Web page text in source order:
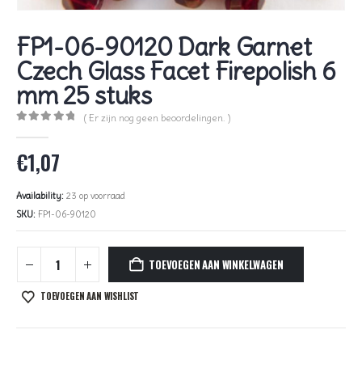
FP1-06-90120 Dark Garnet
Czech Glass Facet Firepolish 6
mm 25 stuks
( Er zijn nog geen beoordelingen. )
€1,07
Availability: 23 op voorraad
SKU: FP1-06-90120
TOEVOEGEN AAN WINKELWAGEN
TOEVOEGEN AAN WISHLIST